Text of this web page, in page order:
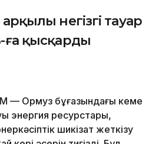
негізгі тауар
ға қысқарды
— Ормуз бұғазындағы кеме
энергия ресурстары,
шикізат жеткізу